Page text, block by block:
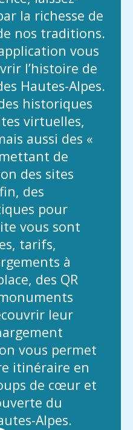
la richesse de
nos traditions.
vous
l’histoire de
Hautes-Alpes.
historiques
virtuelles,
aussi des «
de
des sites
des
pour
vous sont
tarifs,
à
des QR
leur
vous permet
itinéraire en
de cœur et
du
Alpes.